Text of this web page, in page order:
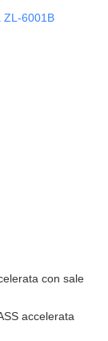
ZL-6001B
con sale
accelerata